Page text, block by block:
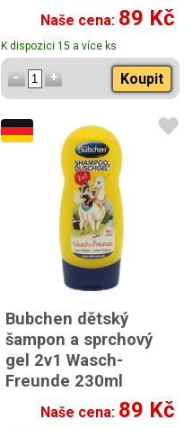
Naše cena: 89 Kč
K dispozici 15 a více ks
Koupit
Bubchen dětský
šampon a sprchový
gel 2v1 Wasch-
Freunde 230ml
Naše cena: 89 Kč